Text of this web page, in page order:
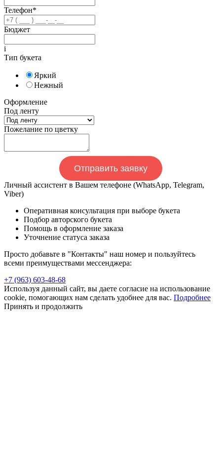
Телефон*
Бюджет
i
Тип букета
Яркий
Нежный
Оформление
Под ленту
Пожелание по цветку
Отправить заявку
Личный ассистент в Вашем телефоне (WhatsApp, Telegram,
Viber)
Оперативная консультация при выборе букета
Подбор авторского букета
Помощь в оформление заказа
Уточнение статуса заказа
Просто добавьте в "Контакты" наш номер и пользуйтесь
всеми преимуществами мессенджера:
+7 (963) 603-48-68
Используя данный сайт, вы даете согласие на использование
cookie, помогающих нам сделать удобнее для вас. Подробнее
Принять и продолжить